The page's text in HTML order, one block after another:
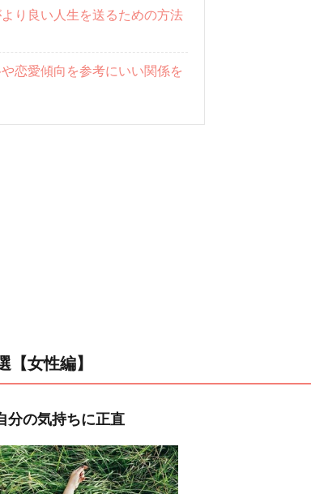
り良い人生を送るための方法
恋愛傾向を参考にいい関係を
女性編】
の気持ちに正直